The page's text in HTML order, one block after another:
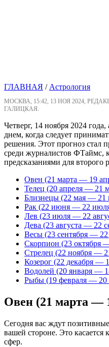
ГЛАВНАЯ /Астрология
МОСКВА, 15:42, 13 НОЯ 2024,
ГАЛИЦКАЯ.
Четверг, 14 ноября 2024
днем, когда следует
решения. Этот прогноз стал
среди журналистов ФТаймс,
предсказаниями для второго
Овен (21 марта — 19
Телец (20 апреля — 21
Близнецы (22 мая — 21
Рак (22 июня — 22
Лев (23 июля — 22
Дева (23 августа — 22
Весы (23 сентября — 22
Скорпион (23 октября
Стрелец (22 ноября —
Козерог (22 декабря —
Водолей (20 января —
Рыбы (19 февраля — 20
Овен (21 марта —
Сегодня вас ждут
вашей стороне. Это
сфер.